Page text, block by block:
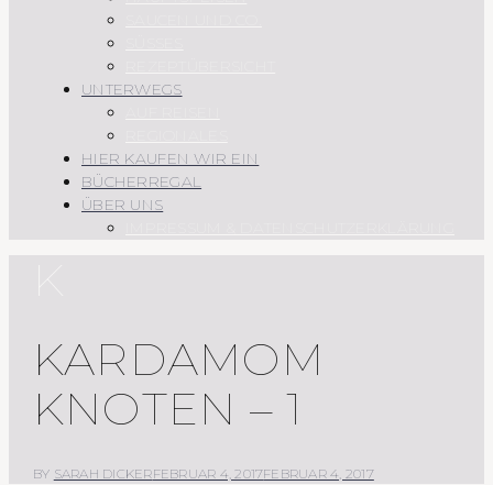
UNTERWEGS
HIER KAUFEN WIR EIN
BÜCHERREGAL
ÜBER UNS
KARDAMOM
KNOTEN – 1
BY SARAH DICKERFEBRUAR 4, 2017FEBRUAR 4, 2017